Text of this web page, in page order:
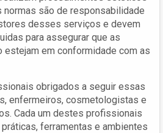
são de responsabilidade
desses serviços e devem
para assegurar que as
estejam em conformidade com as
obrigados a seguir essas
enfermeiros, cosmetologistas e
Cada um destes profissionais
ferramentas e ambientes